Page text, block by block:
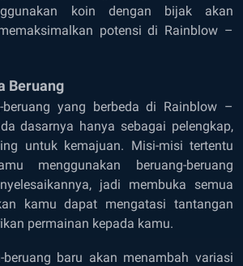
koin dengan bijak akan
potensi di Rainblow –
Beruang
beruang yang berbeda di Rainblow –
dasarnya hanya sebagai pelengkap,
untuk kemajuan. Misi-misi tertentu
menggunakan beruang-beruang
jadi membuka semua
kamu dapat mengatasi tantangan
permainan kepada kamu.
beruang baru akan menambah variasi